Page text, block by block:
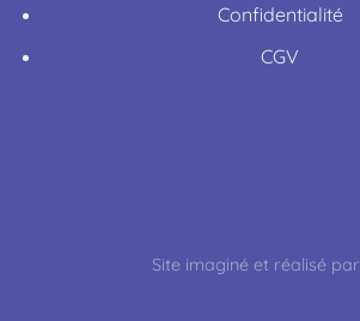
Confidentialité
CGV
Site imaginé et réalisé par